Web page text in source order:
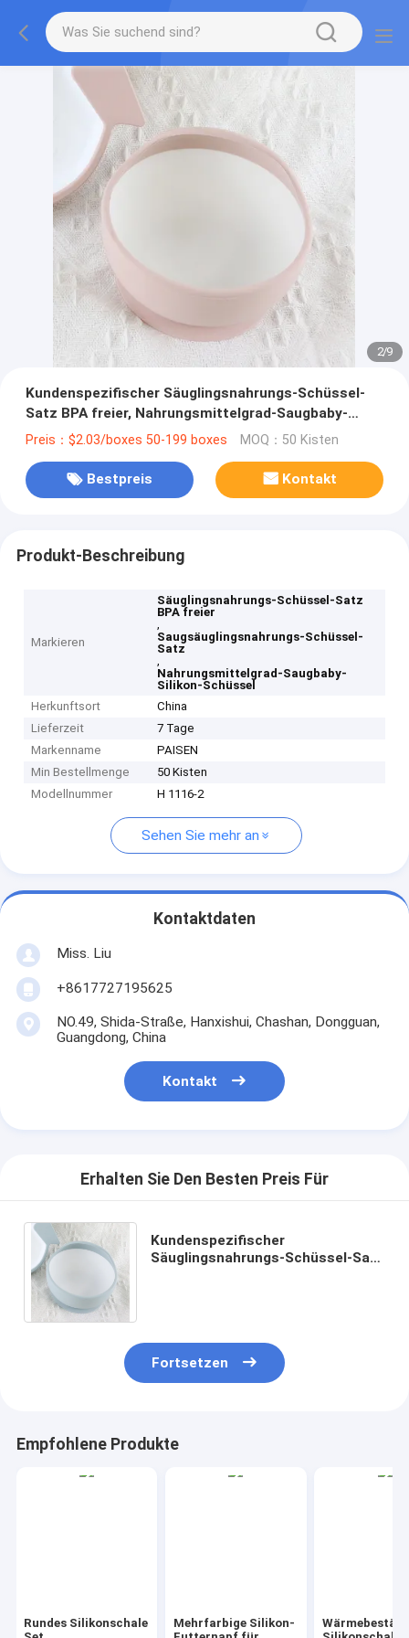
3/9
Kundenspezifischer Säuglingsnahrungs-Schüssel-
Satz BPA freier, Nahrungsmittelgrad-Saugbaby-
Silikon-Schüssel
Preis：$2.03/boxes 50-199 boxes MOQ：50 Kisten
Bestpreis Kontakt
Produkt-Beschreibung
Markieren
Säuglingsnahrungs-Schüssel-Satz
BPA freier
,
Saugsäuglingsnahrungs-Schüssel-
Satz
,
Nahrungsmittelgrad-Saugbaby-
Silikon-Schüssel
Herkunftsort
China
Lieferzeit
7 Tage
Markenname
PAISEN
Min Bestellmenge
50 Kisten
Modellnummer
H 1116-2
Sehen Sie mehr an
Kontaktdaten
Miss. Liu
+8617727195625
NO.49, Shida-Straße, Hanxishui, Chashan, Dongguan,
Guangdong, China
Kontakt
Erhalten Sie Den Besten Preis Für
Kundenspezifischer
Säuglingsnahrungs-Schüssel-Satz
Fortsetzen
Empfohlene Produkte
Rundes Silikonschale
Mehrfarbige Silikon-